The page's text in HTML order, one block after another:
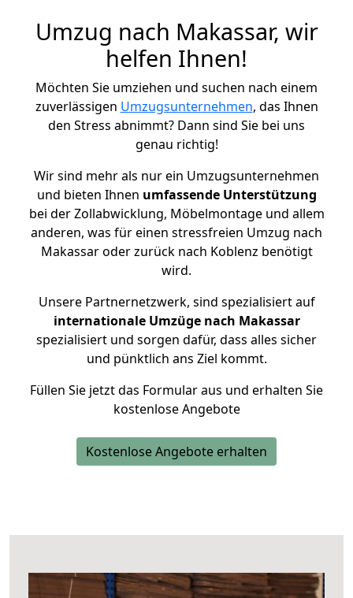
Umzug nach Makassar, wir
helfen Ihnen!
Möchten Sie umziehen und suchen nach einem
zuverlässigen Umzugsunternehmen, das Ihnen
den Stress abnimmt? Dann sind Sie bei uns
genau richtig!
Wir sind mehr als nur ein Umzugsunternehmen
und bieten Ihnen umfassende Unterstützung
bei der Zollabwicklung, Möbelmontage und allem
anderen, was für einen stressfreien Umzug nach
Makassar oder zurück nach Koblenz benötigt
wird.
Unsere Partnernetzwerk, sind spezialisiert auf
internationale Umzüge nach Makassar
spezialisiert und sorgen dafür, dass alles sicher
und pünktlich ans Ziel kommt.
Füllen Sie jetzt das Formular aus und erhalten Sie
kostenlose Angebote
Kostenlose Angebote erhalten